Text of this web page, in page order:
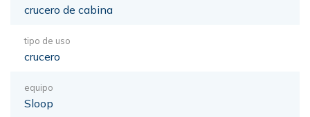
crucero de cabina
tipo de uso
crucero
equipo
Sloop